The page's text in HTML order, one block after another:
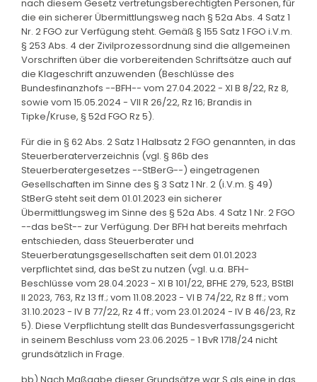
nach diesem Gesetz vertretungsberechtigten Personen, für
die ein sicherer Übermittlungsweg nach § 52a Abs. 4 Satz 1
Nr. 2 FGO zur Verfügung steht. Gemäß § 155 Satz 1 FGO i.V.m.
§ 253 Abs. 4 der Zivilprozessordnung sind die allgemeinen
Vorschriften über die vorbereitenden Schriftsätze auch auf
die Klageschrift anzuwenden (Beschlüsse des
Bundesfinanzhofs --BFH-- vom 27.04.2022 - XI B 8/22, Rz 8,
sowie vom 15.05.2024 - VII R 26/22, Rz 16; Brandis in
Tipke/Kruse, § 52d FGO Rz 5).
Für die in § 62 Abs. 2 Satz 1 Halbsatz 2 FGO genannten, in das
Steuerberaterverzeichnis (vgl. § 86b des
Steuerberatergesetzes --StBerG--) eingetragenen
Gesellschaften im Sinne des § 3 Satz 1 Nr. 2 (i.V.m. § 49)
StBerG steht seit dem 01.01.2023 ein sicherer
Übermittlungsweg im Sinne des § 52a Abs. 4 Satz 1 Nr. 2 FGO
--das beSt-- zur Verfügung. Der BFH hat bereits mehrfach
entschieden, dass Steuerberater und
Steuerberatungsgesellschaften seit dem 01.01.2023
verpflichtet sind, das beSt zu nutzen (vgl. u.a. BFH-
Beschlüsse vom 28.04.2023 - XI B 101/22, BFHE 279, 523, BStBl
II 2023, 763, Rz 13 ff.; vom 11.08.2023 - VI B 74/22, Rz 8 ff.; vom
31.10.2023 - IV B 77/22, Rz 4 ff.; vom 23.01.2024 - IV B 46/23, Rz
5). Diese Verpflichtung stellt das Bundesverfassungsgericht
in seinem Beschluss vom 23.06.2025 - 1 BvR 1718/24 nicht
grundsätzlich in Frage.